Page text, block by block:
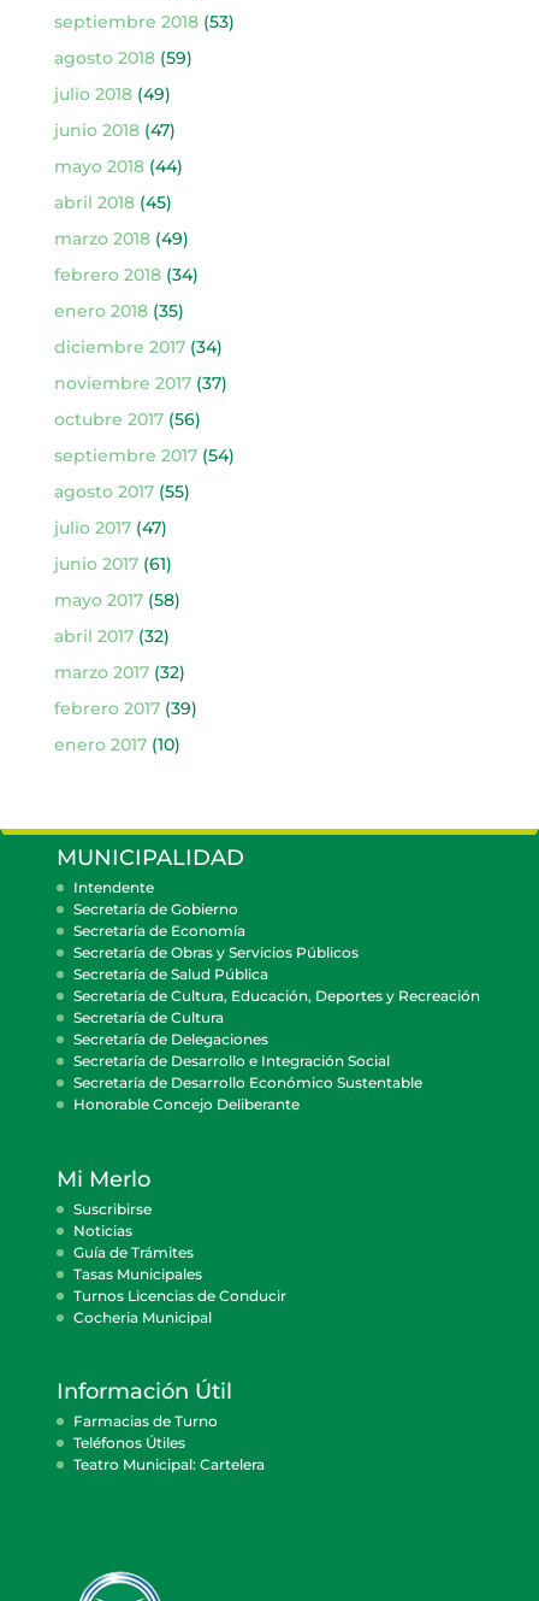
septiembre 2018(53)
agosto 2018(59)
julio 2018(49)
junio 2018(47)
mayo 2018(44)
abril 2018(45)
marzo 2018(49)
febrero 2018(34)
enero 2018(35)
diciembre 2017(34)
noviembre 2017(37)
octubre 2017(56)
septiembre 2017(54)
agosto 2017(55)
julio 2017(47)
junio 2017(61)
mayo 2017(58)
abril 2017(32)
marzo 2017(32)
febrero 2017(39)
enero 2017(10)
MUNICIPALIDAD
Intendente
Secretaría de Gobierno
Secretaría de Economía
Secretaría de Obras y Servicios Públicos
Secretaría de Salud Pública
Secretaría de Cultura, Educación, Deportes y Recreación
Secretaría de Cultura
Secretaría de Delegaciones
Secretaría de Desarrollo e Integración Social
Secretaría de Desarrollo Económico Sustentable
Honorable Concejo Deliberante
Mi Merlo
Suscribirse
Noticias
Guía de Trámites
Tasas Municipales
Turnos Licencias de Conducir
Cocheria Municipal
Información Útil
Farmacias de Turno
Teléfonos Útiles
Teatro Municipal: Cartelera